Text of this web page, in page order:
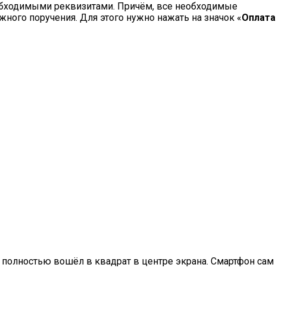
реквизитами. Причём, все необходимые
поручения. Для этого нужно нажать на значок «Оплата
вошёл в квадрат в центре экрана. Смартфон сам